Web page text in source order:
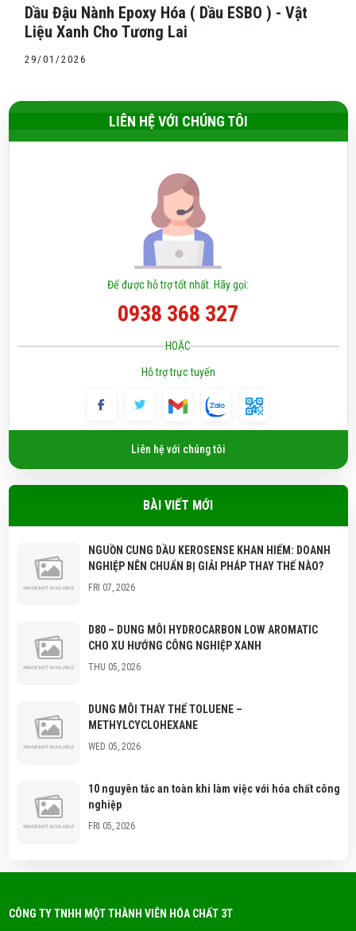
Dầu Đậu Nành Epoxy Hóa ( Dầu ESBO ) - Vật
Liệu Xanh Cho Tương Lai
29/01/2026
LIÊN HỆ VỚI CHÚNG TÔI
Để được hỗ trợ tốt nhất. Hãy gọi:
0938 368 327
HOẶC
Hỗ trợ trực tuyến
Liên hệ với chúng tôi
BÀI VIẾT MỚI
NGUỒN CUNG DẦU KEROSENSE KHAN HIẾM: DOANH
NGHIỆP NÊN CHUẨN BỊ GIẢI PHÁP THAY THẾ NÀO?
FRI 07, 2026
D80 – DUNG MÔI HYDROCARBON LOW AROMATIC
CHO XU HƯỚNG CÔNG NGHIỆP XANH
THU 05, 2026
DUNG MÔI THAY THẾ TOLUENE –
METHYLCYCLOHEXANE
WED 05, 2026
10 nguyên tắc an toàn khi làm việc với hóa chất công
nghiệp
FRI 05, 2026
FRI 05, 2026
CÔNG TY TNHH MỘT THÀNH VIÊN HÓA CHẤT 3T